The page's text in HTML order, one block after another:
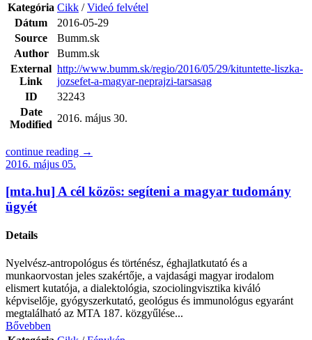
Kategória Cikk /Videó felvétel
Dátum
2016-05-29
Source
Bumm.sk
Author
Bumm.sk
External
Link
http://www.bumm.sk/regio/2016/05/29/kituntette-liszka-
jozsefet-a-magyar-neprajzi-tarsasag
ID
32243
Date
Modified
2016. május 30.
continue reading →
2016. május 05.
[mta.hu] A cél közös: segíteni a magyar tudomány
ügyét
Details
Nyelvész-antropológus és történész, éghajlatkutató és a
munkaorvostan jeles szakértője, a vajdasági magyar irodalom
elismert kutatója, a dialektológia, szociolingvisztika kiváló
képviselője, gyógyszerkutató, geológus és immunológus egyaránt
megtalálható az MTA 187. közgyűlése...
Bővebben